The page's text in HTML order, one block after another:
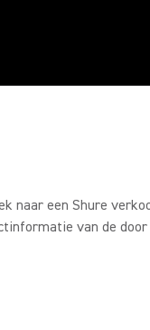
naar een Shure
van de